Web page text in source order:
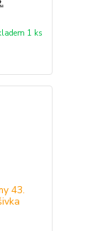
1 ks